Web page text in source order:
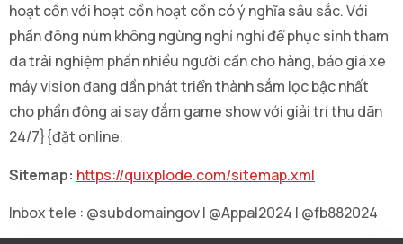
hoạt cồn với hoạt cồn hoạt cồn có ý nghĩa sâu sắc. Với
phần đông núm không ngừng nghỉ nghỉ để phục sinh tham
da trải nghiệm phần nhiều người cần cho hàng, báo giá xe
máy vision đang dần phát triển thành sắm lọc bậc nhất
cho phần đông ai say đắm game show với giải trí thư dãn
24/7}{đặt online.
Sitemap: https://quixplode.com/sitemap.xml
Inbox tele : @subdomaingov | @Appal2024 | @fb882024